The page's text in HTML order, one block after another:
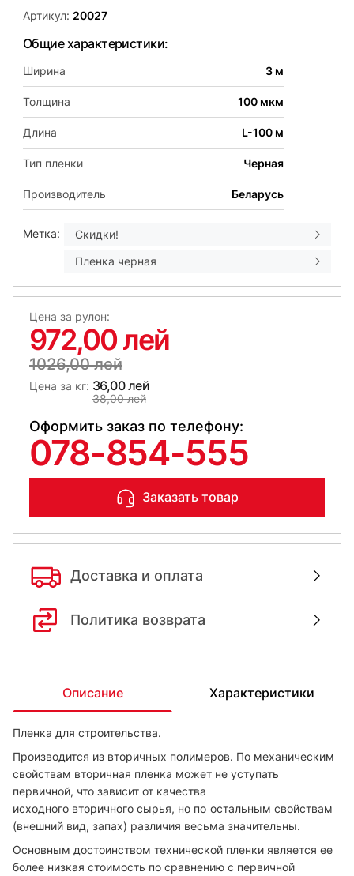
Артикул: 20027
Общие характеристики:
Ширина 3 м
Толщина 100 мкм
Длина L-100 м
Тип пленки Черная
Производитель Беларусь
Метка:
Скидки!
Пленка черная
Цена за рулон:
972,00 лей
1026,00 лей
Цена за кг: 36,00 лей
38,00 лей
Оформить заказ по телефону:
078-854-555
Заказать товар
Доставка и оплата
Политика возврата
Описание Характеристики
Пленка для строительства.
Производится из вторичных полимеров. По механическим
свойствам вторичная пленка может не уступать
первичной, что зависит от качества
исходного вторичного сырья, но по остальным свойствам
(внешний вид, запах) различия весьма значительны.
Основным достоинством технической пленки является ее
более низкая стоимость по сравнению с первичной